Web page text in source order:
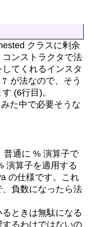
クラスに剰余
ンストラクタで法
てくれるインスタ
が法なので、そう
(6行目)。
た中で必要そうな
普通に % 演算子で
演算子を適用する
の仕様です。これ
負数になったら法
ときは無駄になる
るわけではないの